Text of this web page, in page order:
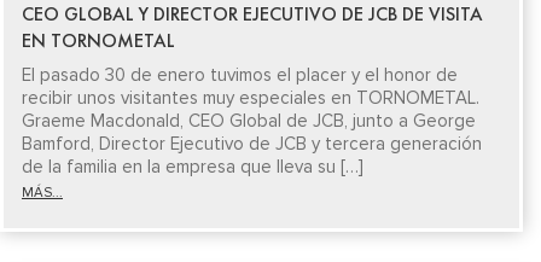
CEO GLOBAL Y DIRECTOR EJECUTIVO DE JCB DE VISITA
EN TORNOMETAL
El pasado 30 de enero tuvimos el placer y el honor de
recibir unos visitantes muy especiales en TORNOMETAL.
Graeme Macdonald, CEO Global de JCB, junto a George
Bamford, Director Ejecutivo de JCB y tercera generación
de la familia en la empresa que lleva su […]
MÁS...